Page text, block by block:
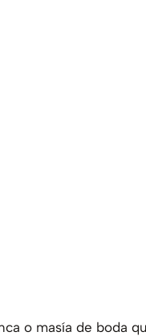
o masía de boda